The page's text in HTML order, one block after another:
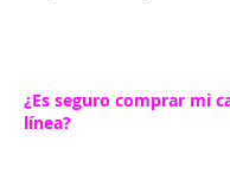
¿Es seguro comprar mi
línea?